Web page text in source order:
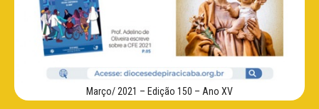
Março/ 2021 – Edição 150 – Ano XV